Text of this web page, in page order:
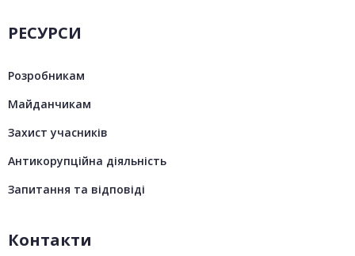
РЕСУРСИ
Розробникам
Майданчикам
Захист учасників
Антикорупційна діяльність
Запитання та відповіді
Контакти